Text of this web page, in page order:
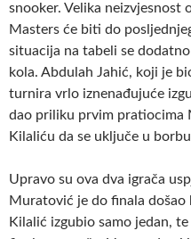
snooker. Velika neizvjesnost
Masters će biti do
situacija na tabeli se
kola. Abdulah Jahić, koji je
turnira vrlo iznenađujuće
dao priliku prvim pratiocima
Kilaliću da se uključe u
Upravo su ova dva igrača
Muratović je do finala došao
Kilalić izgubio samo jedan,